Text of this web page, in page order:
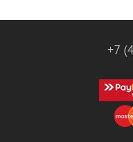
+7